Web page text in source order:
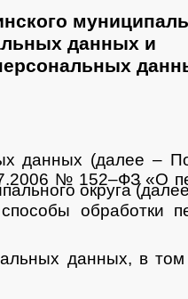
данных и
данных (далее –
№ 152–ФЗ «О
округа
обработки
данных, в